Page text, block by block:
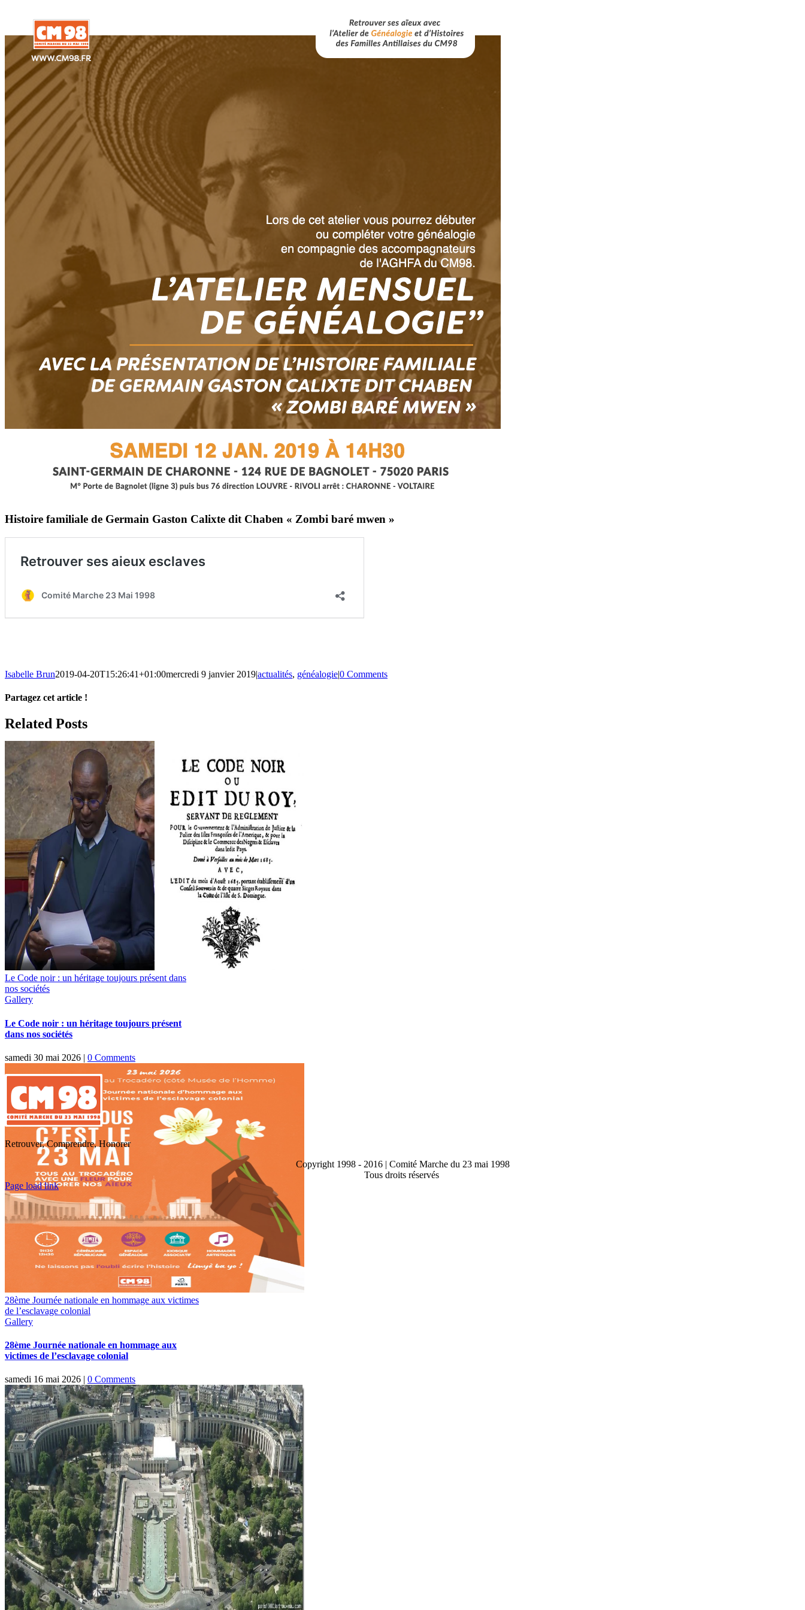
Histoire familiale de Germain Gaston Calixte dit Chaben « Zombi baré mwen »
Isabelle Brun2019-04-20T15:26:41+01:00mercredi 9 janvier 2019|actualités, généalogie|0 Comments
Partagez cet article !
Facebook
X
Reddit
LinkedIn
WhatsApp
Telegram
Tumblr
Pinterest
Vk
Xing
Email
Related Posts
Le Code noir : un héritage toujours présent dans
nos sociétés
Gallery
Le Code noir : un héritage toujours présent
dans nos sociétés
samedi 30 mai 2026 | 0 Comments
28ème Journée nationale en hommage aux victimes
de l’esclavage colonial
Gallery
28ème Journée nationale en hommage aux
victimes de l’esclavage colonial
samedi 16 mai 2026 0 Comments
Retrouver, Comprendre, Honorer
Copyright 1998 - 2016 | Comité Marche du 23 mai 1998
Tous droits réservés
Toggle
Sliding
Area
Page load link
Go
Top